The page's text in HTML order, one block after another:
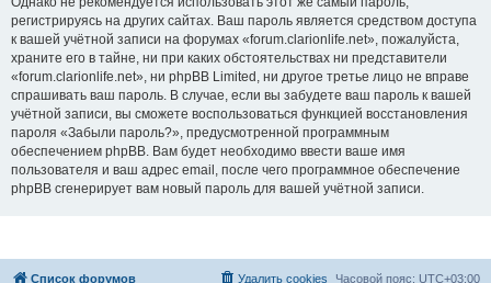
регистрируясь на других сайтах. Ваш пароль является средством доступа
к вашей учётной записи на форумах «forum.clarionlife.net», пожалуйста,
храните его в тайне, ни при каких обстоятельствах ни представители
«forum.clarionlife.net», ни phpBB Limited, ни другое третье лицо не вправе
спрашивать ваш пароль. В случае, если вы забудете ваш пароль к вашей
учётной записи, вы сможете воспользоваться функцией восстановления
пароля «Забыли пароль?», предусмотренной программным
обеспечением phpBB. Вам будет необходимо ввести ваше имя
пользователя и ваш адрес email, после чего программное обеспечение
phpBB сгенерирует вам новый пароль для вашей учётной записи.
Список форумов Часовой пояс: UTC+03:00
Удалить cookies